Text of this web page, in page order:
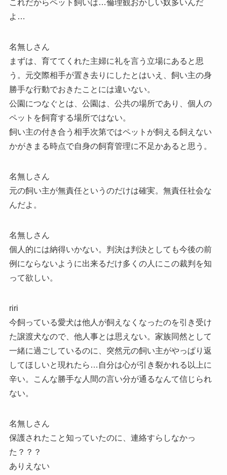
これだからペット飼いは…倫理観おかしい奴多いんだ
よ…
名無しさん
まずは、育ててくれた主婦に礼を言う立場にあると思
う。元交際相手が置き去りにしたとはいえ、飼い主の身
勝手な行動でおきたことには違いない。
公園につなぐとは、公園は、公共の場所であり、個人の
ペットを飼育する場所ではない。
飼い主の付き合う相手次第ではペットが飼える飼えない
かがきまる時点で自身の飼育管理に不足かあると思う。
名無しさん
元の飼い主が無責任というのだけは確実。無責任社会な
んだよ。
名無しさん
個人的には納得いかない。判決は判決としても今後の前
例にならないように出来るだけ多くの人にこの裁判を知
って欲しい。
riri
今飼っている愛犬は他人が飼えなくなったのを引き受け
た譲渡犬なので、他人事とは思えない。家族同然として
一緒に過ごしているのに、突然元の飼い主がやっぱり返
してほしいと現れたら…自分は心が引き裂かれる以上に
辛い。こんな勝手な人間の言い分が通るなんて信じられ
ない。
名無しさん
保護されたこと知っていたのに、連絡すらしなかっ
た？？？
ありえない